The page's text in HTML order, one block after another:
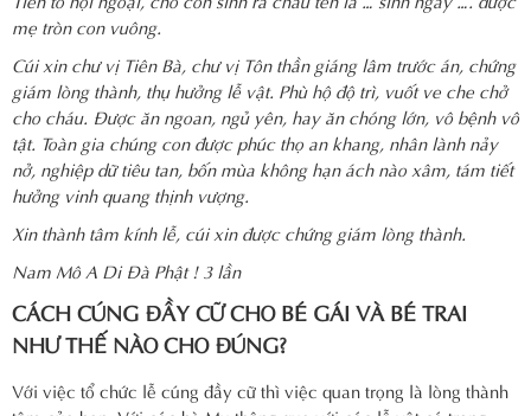
mẹ tròn con vuông.
Cúi xin chư vị Tiên Bà, chư vị Tôn thần giáng lâm trước án, chứng
giám lòng thành, thụ hưởng lễ vật. Phù hộ độ trì, vuốt ve che chở
cho cháu. Được ăn ngoan, ngủ yên, hay ăn chóng lớn, vô bệnh vô
tật. Toàn gia chúng con được phúc thọ an khang, nhân lành nảy
nở, nghiệp dữ tiêu tan, bốn mùa không hạn ách nào xâm, tám tiết
hưởng vinh quang thịnh vượng.
Xin thành tâm kính lễ, cúi xin được chứng giám lòng thành.
Nam Mô A Di Đà Phật ! 3 lần
CÁCH CÚNG ĐẦY CỮ CHO BÉ GÁI VÀ BÉ TRAI
NHƯ THẾ NÀO CHO ĐÚNG?
Với việc tổ chức lễ cúng đầy cữ thì việc quan trọng là lòng thành